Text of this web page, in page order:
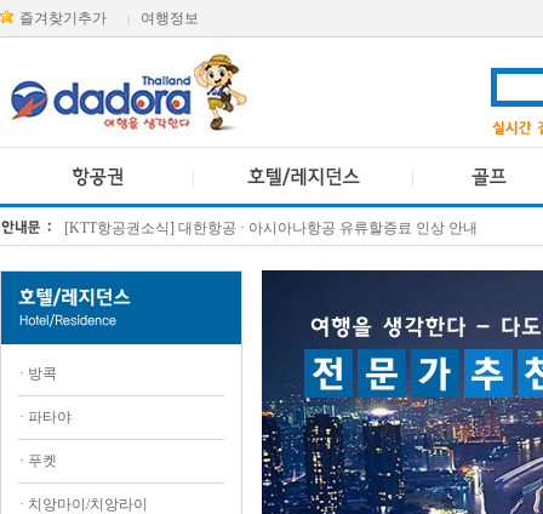
즐겨찾기추가 여행정보
[KTT항공권소식] 대한항공 · 아시아나항공 유류할증료 인상 안내
· 방콕
· 파타야
· 푸켓
· 치앙마이/치앙라이